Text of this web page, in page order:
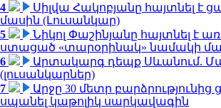
4
Սիլվա Հակոբյանը հայտնել է
մասին (Լուսանկար)
5
Նիկոլ Փաշինյանը հայտնել է
ստացած «տարօրինակ» նամակի
6
Արտակարգ դեպք Սևանում.
(լուսանկարներ)
7
Արջը 30 մետր բարձրությունից
սպանել կաթոլիկ սարկավագին